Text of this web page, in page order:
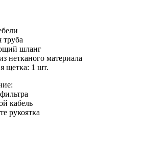
шланг
нетканого материала
щетка: 1 шт.
кабель
рукоятка